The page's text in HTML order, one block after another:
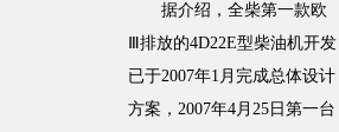
据介绍，全柴第一款欧
Ⅲ排放的4D22E型柴油机开发
已于2007年1月完成总体设计
方案，2007年4月25日第一台